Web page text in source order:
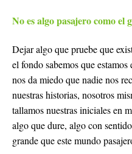
No es algo pasajero como el
Dejar algo que pruebe que
el fondo sabemos que
nos da miedo que nadie nos
nuestras historias, nosotros
tallamos nuestras iniciales en
algo que dure, algo con
grande que este mundo